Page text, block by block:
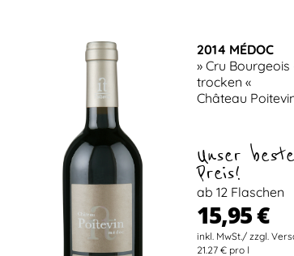
2014 MÉDOC
» Cru Bourgeois
trocken «
Château
Unser
Preis!
ab 12 Flaschen
15,95 €
21.27 € pro l